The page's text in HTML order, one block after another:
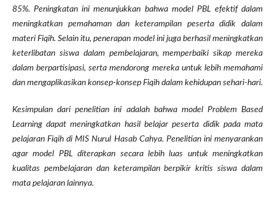
85%. Peningkatan ini menunjukkan bahwa model PBL efektif dalam
meningkatkan pemahaman dan keterampilan peserta didik dalam
materi Fiqih. Selain itu, penerapan model ini juga berhasil meningkatkan
keterlibatan siswa dalam pembelajaran, memperbaiki sikap mereka
dalam berpartisipasi, serta mendorong mereka untuk lebih memahami
dan mengaplikasikan konsep-konsep Fiqih dalam kehidupan sehari-hari.
Kesimpulan dari penelitian ini adalah bahwa model Problem Based
Learning dapat meningkatkan hasil belajar peserta didik pada mata
pelajaran Fiqih di MIS Nurul Hasab Cahya. Penelitian ini menyarankan
agar model PBL diterapkan secara lebih luas untuk meningkatkan
kualitas pembelajaran dan keterampilan berpikir kritis siswa dalam
mata pelajaran lainnya.